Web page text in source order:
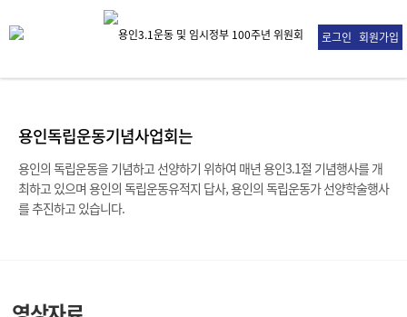
로그인 회원가입
용인독립운동기념사업회는
용인의 독립운동을 기념하고 선양하기 위하여 매년 용인3.1절 기념행사를 개
최하고 있으며 용인의 독립운동유적지 답사, 용인의 독립운동가 선양학술행사
를 추진하고 있습니다.